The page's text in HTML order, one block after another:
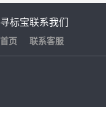
寻标宝
首页
联系我们
联系客服